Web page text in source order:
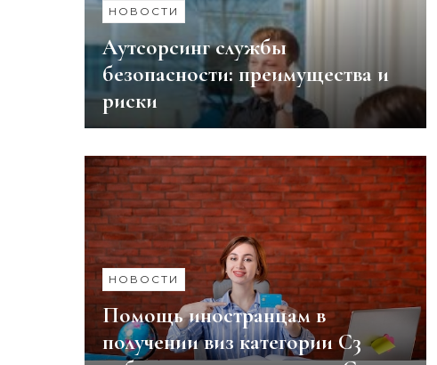
НОВОСТИ
Аутсорсинг службы
безопасности: преимущества и
риски
НОВОСТИ
Помощь иностранцам в
получении виз категории С3